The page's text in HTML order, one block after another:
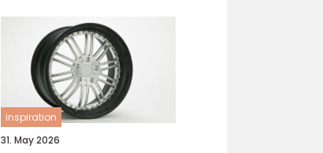
inspiration
31. May 2026